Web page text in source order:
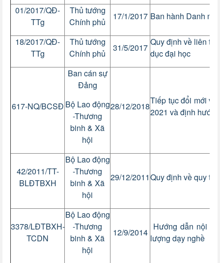
01/2017/QĐ-
TTg
Thủ tướng
Chính phủ
17/1/2017 Ban hành Danh
18/2017/QĐ-
TTg
Thủ tướng
Chính phủ
31/5/2017
Quy định về liên
dục đại học
617-NQ/BCSĐ
Ban cán sự
Đảng
Bộ Lao động
-Thương
binh & Xã
hội
28/12/2018
Tiếp tục đổi mới
2021 và định
42/2011/TT-
BLĐTBXH
Bộ Lao động
-Thương
binh & Xã
hội
29/12/2011Quy định về quy
3378/LĐTBXH-
TCDN
Bộ Lao động
-Thương
binh & Xã
hội
12/9/2014
Hướng dẫn nội
lượng dạy nghề